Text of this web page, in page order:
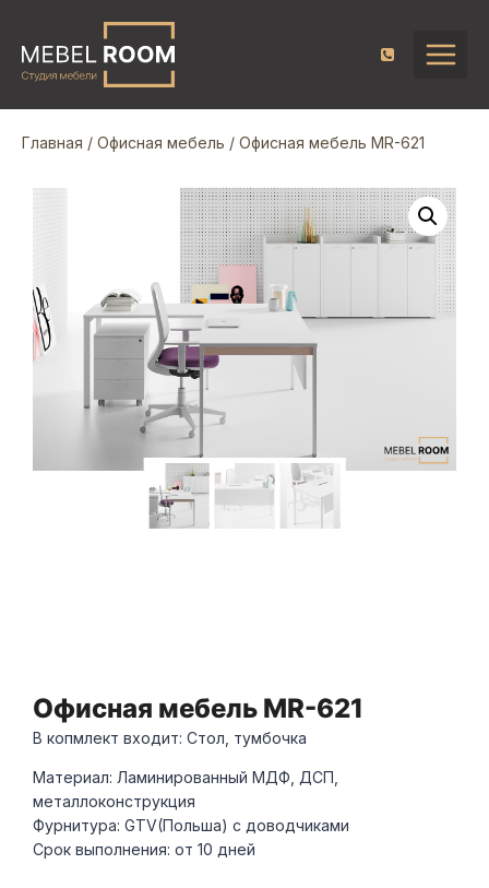
Главная / Офисная мебель / Офисная мебель MR-621
Офисная мебель MR-621
В копмлект входит: Стол, тумбочка
Материал: Ламинированный МДФ, ДСП,
металлоконструкция
Фурнитура: GTV(Польша) с доводчиками
Срок выполнения: от 10 дней